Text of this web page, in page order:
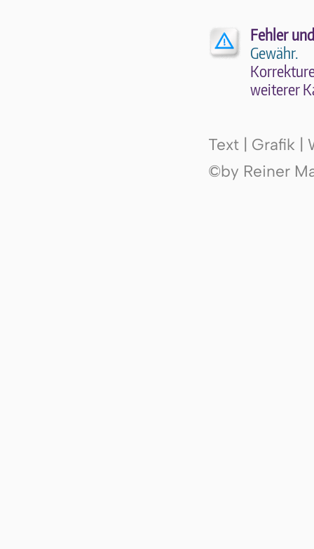
Fehler
Gewähr.
wei­te­rer
Text | Grafik |
©by Reiner